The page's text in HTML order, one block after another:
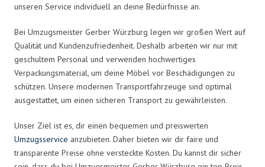
unseren Service individuell an deine Bedürfnisse an.
Bei Umzugsmeister Gerber Würzburg legen wir großen Wert auf
Qualität und Kundenzufriedenheit. Deshalb arbeiten wir nur mit
geschultem Personal und verwenden hochwertiges
Verpackungsmaterial, um deine Möbel vor Beschädigungen zu
schützen. Unsere modernen Transportfahrzeuge sind optimal
ausgestattet, um einen sicheren Transport zu gewährleisten.
Unser Ziel ist es, dir einen bequemen und preiswerten
Umzugsservice anzubieten. Daher bieten wir dir faire und
transparente Preise ohne versteckte Kosten. Du kannst dir sicher